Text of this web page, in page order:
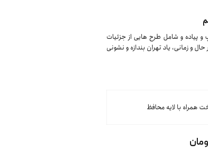
پیاده و شامل طرح هایی از جزئیات
و زمانی، یاد تهران بندازه و نشونی
همراه با لایه محافظ